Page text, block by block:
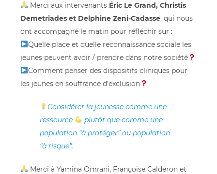
Merci aux intervenants Éric Le Grand, Christis
Demetriades et Delphine Zeni-Cadasse, qui nous
ont accompagné le matin pour réfléchir sur :
Quelle place et quelle reconnaissance sociale les
jeunes peuvent avoir / prendre dans notre société
Comment penser des dispositifs cliniques pour
les jeunes en souffrance d’exclusion
Considérer la jeunesse comme une
ressource
plutôt que comme une
population “à protéger” ou population
“à risque”.
Merci à Yamina Omrani, Françoise Calderon et